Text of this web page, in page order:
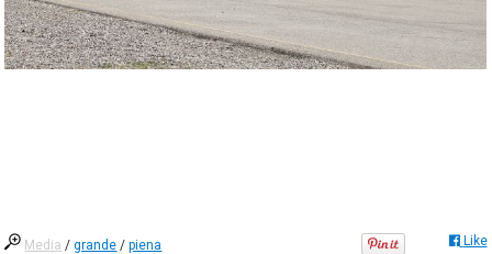
Media /grande /piena Like